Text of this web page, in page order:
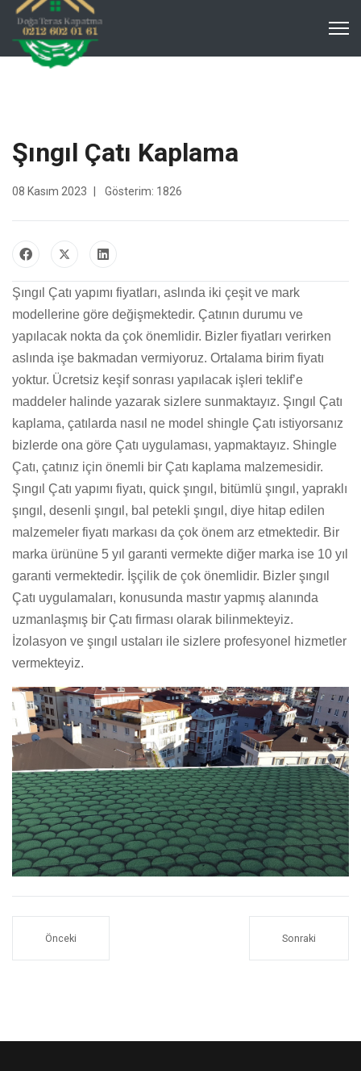
Şıngıl Çatı Kaplama
08 Kasım 2023 Gösterim: 1826
Şıngıl Çatı yapımı fiyatları, aslında iki çeşit ve mark
modellerine göre değişmektedir. Çatının durumu ve
yapılacak nokta da çok önemlidir. Bizler fiyatları verirken
aslında işe bakmadan vermiyoruz. Ortalama birim fiyatı
yoktur. Ücretsiz keşif sonrası yapılacak işleri teklif’e
maddeler halinde yazarak sizlere sunmaktayız. Şıngıl Çatı
kaplama, çatılarda nasıl ne model shingle Çatı istiyorsanız
bizlerde ona göre Çatı uygulaması, yapmaktayız. Shingle
Çatı, çatınız için önemli bir Çatı kaplama malzemesidir.
Şıngıl Çatı yapımı fiyatı, quick şıngıl, bitümlü şıngıl, yapraklı
şıngıl, desenli şıngıl, bal petekli şıngıl, diye hitap edilen
malzemeler fiyatı markası da çok önem arz etmektedir. Bir
marka ürününe 5 yıl garanti vermekte diğer marka ise 10 yıl
garanti vermektedir. İşçilik de çok önemlidir. Bizler şıngıl
Çatı uygulamaları, konusunda mastır yapmış alanında
uzmanlaşmış bir Çatı firması olarak bilinmekteyiz.
İzolasyon ve şıngıl ustaları ile sizlere profesyonel hizmetler
vermekteyiz.
Önceki Sonraki